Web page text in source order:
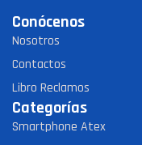
Conócenos
Nosotros
Contactos
Libro Reclamos
Categorías
Smartphone Atex